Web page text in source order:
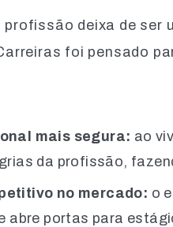
profissão deixa de
foi pensado
mais segura: ao
da profissão,
no mercado: o
abre portas para